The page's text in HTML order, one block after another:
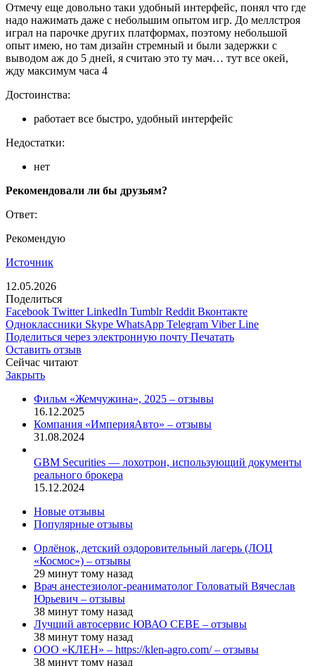
Отмечу еще довольно таки удобный интерфейс, понял что где
надо нажимать даже с небольшим опытом игр. До меллстроя
играл на парочке других платформах, поэтому небольшой
опыт имею, но там дизайн стремный и были задержки с
выводом аж до 5 дней, я считаю это ту мач… тут все окей,
жду максимум часа 4
Достоинства:
работает все быстро, удобный интерфейс
Недостатки:
нет
Рекомендовали ли бы друзьям?
Ответ:
Рекомендую
Источник
12.05.2026
Поделиться
Facebook Twitter LinkedIn Tumblr Reddit Вконтакте
Одноклассники Skype WhatsApp Telegram Viber Line
Поделиться через электронную почту Печатать
Оставить отзыв
Сейчас читают
Закрыть
Фильм «Жемчужина», 2025 – отзывы
16.12.2025
Компания «ИмперияАвто» – отзывы
31.08.2024
GBM Securities — лохотрон, использующий документы
реального брокера
15.12.2024
Новые отзывы
Популярные отзывы
Орлёнок, детский оздоровительный лагерь (ЛОЦ
«Космос») – отзывы
29 минут тому назад
Врач анестезиолог-реаниматолог Головатый Вячеслав
Юрьевич – отзывы
38 минут тому назад
Лучший автосервис ЮВАО CEBE – отзывы
38 минут тому назад
ООО «КЛЕН» – https://klen-agro.com/ – отзывы
38 минут тому назад